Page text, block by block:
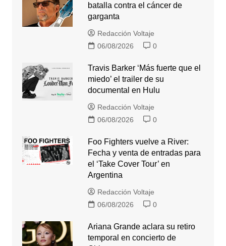
batalla contra el cáncer de
garganta
Redacción Voltaje
06/08/2026
0
Travis Barker ‘Más fuerte que el
miedo’ el trailer de su
documental en Hulu
Redacción Voltaje
06/08/2026
0
Foo Fighters vuelve a River:
Fecha y venta de entradas para
el ‘Take Cover Tour’ en
Argentina
Redacción Voltaje
06/08/2026
0
Ariana Grande aclara su retiro
temporal en concierto de